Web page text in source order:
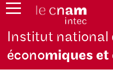
Institut national
économiques et